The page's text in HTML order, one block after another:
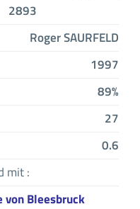
2893
Roger SAURFELD
1997
89%
27
0.6
mit :
von Bleesbruck